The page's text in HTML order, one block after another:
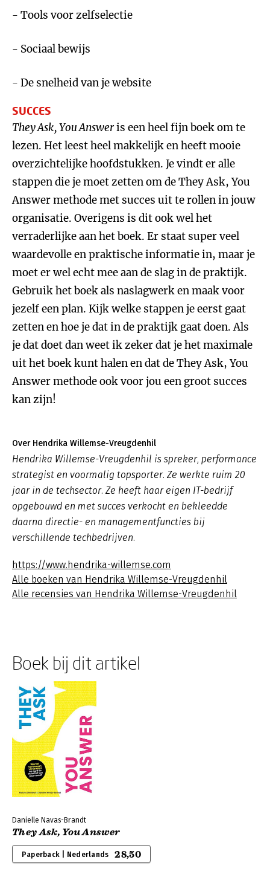
- Tools voor zelfselectie
- Sociaal bewijs
- De snelheid van je website
SUCCES
They Ask, You Answeris een heel fijn boek om te
lezen. Het leest heel makkelijk en heeft mooie
overzichtelijke hoofdstukken. Je vindt er alle
stappen die je moet zetten om de They Ask, You
Answer methode met succes uit te rollen in jouw
organisatie. Overigens is dit ook wel het
verraderlijke aan het boek. Er staat super veel
waardevolle en praktische informatie in, maar je
moet er wel echt mee aan de slag in de praktijk.
Gebruik het boek als naslagwerk en maak voor
jezelf een plan. Kijk welke stappen je eerst gaat
zetten en hoe je dat in de praktijk gaat doen. Als
je dat doet dan weet ik zeker dat je het maximale
uit het boek kunt halen en dat de They Ask, You
Answer methode ook voor jou een groot succes
kan zijn!
Over Hendrika Willemse-Vreugdenhil
Hendrika Willemse-Vreugdenhil is spreker, performance
strategist en voormalig topsporter. Ze werkte ruim 20
jaar in de techsector. Ze heeft haar eigen IT-bedrijf
opgebouwd en met succes verkocht en bekleedde
daarna directie- en managementfuncties bij
verschillende techbedrijven.
https://www.hendrika-willemse.com
Alle boeken van Hendrika Willemse-Vreugdenhil
Alle recensies van Hendrika Willemse-Vreugdenhil
Boek bij dit artikel
Danielle Navas-Brandt
They Ask, You Answer
Paperback | Nederlands 28,50